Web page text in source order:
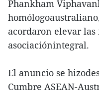
Phankham
acordaron elevar
asociaciónintegral.
El anuncio se
Cumbre ASEAN-